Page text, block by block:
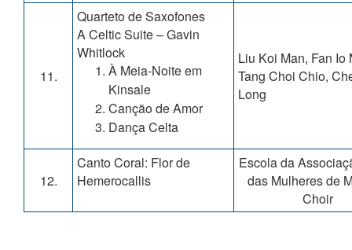
11.
Quarteto de Saxofones
A Celtic Suite – Gavin
Whitlock
À Meia-Noite em
Kinsale
Canção de Amor
Dança Celta
Liu Koi Man, Fan Io
Tang Choi Chio,
Long
12.
Canto Coral: Flor de
Hemerocallis
Escola da
das Mulheres de
Choir